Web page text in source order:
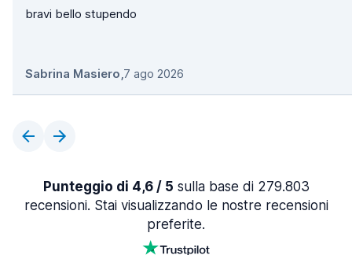
bravi bello stupendo
Sabrina Masiero,7 ago 2026
Punteggio di 4,6 / 5 sulla base di 279.803
recensioni. Stai visualizzando le nostre recensioni
preferite.